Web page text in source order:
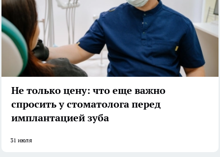
Не только цену: что еще важно
спросить у стоматолога перед
имплантацией зуба
31 июля